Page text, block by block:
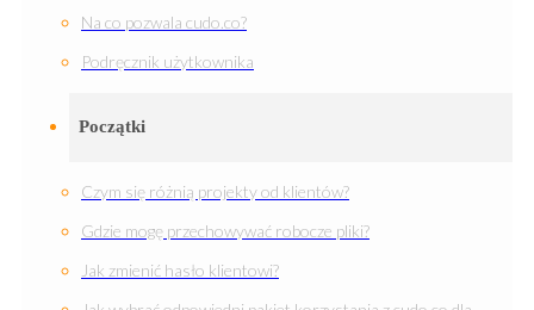
Na co pozwala cudo.co?
Podręcznik użytkownika
Początki
Czym się różnią projekty od klientów?
Gdzie mogę przechowywać robocze pliki?
Jak zmienić hasło klientowi?